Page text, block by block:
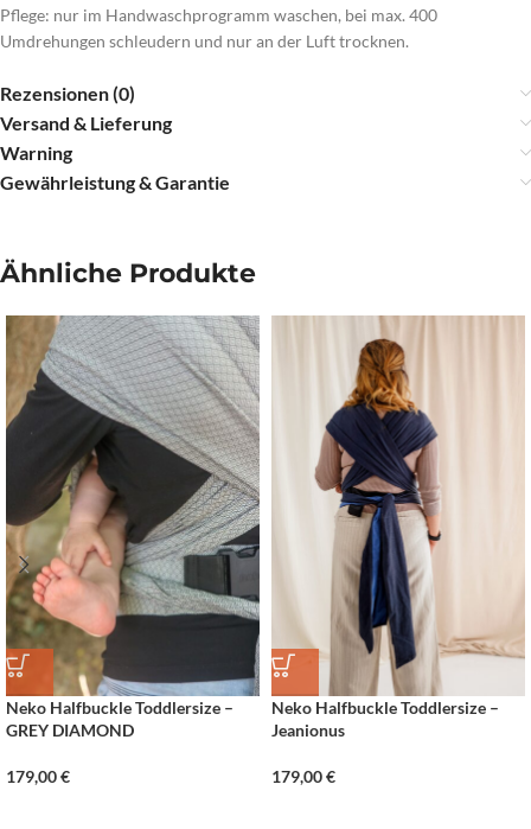
Pflege: nur im Handwaschprogramm waschen, bei max. 400
Umdrehungen schleudern und nur an der Luft trocknen.
Rezensionen (0)
Versand & Lieferung
Warning
Gewährleistung & Garantie
Ähnliche Produkte
Neko Halfbuckle Toddlersize –
GREY DIAMOND
179,00€
Neko Halfbuckle Toddlersize –
Jeanionus
179,00€